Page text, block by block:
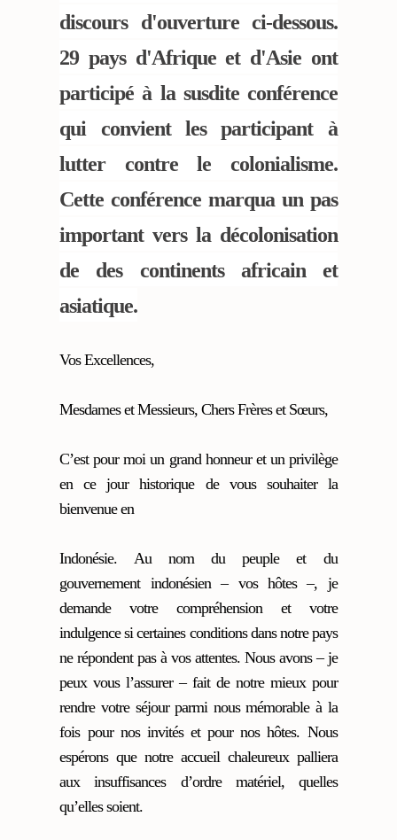
discours d'ouverture ci-dessous.
29 pays d'Afrique et d'Asie ont
participé à la susdite conférence
qui convient les participant à
lutter contre le colonialisme.
Cette conférence marqua un pas
important vers la décolonisation
de des continents africain et
asiatique.
Vos Excellences,
Mesdames et Messieurs, Chers Frères et Sœurs,
C’est pour moi un grand honneur et un privilège
en ce jour historique de vous souhaiter la
bienvenue en
Indonésie. Au nom du peuple et du
gouvernement indonésien – vos hôtes –, je
demande votre compréhension et votre
indulgence si certaines conditions dans notre pays
ne répondent pas à vos attentes. Nous avons – je
peux vous l’assurer – fait de notre mieux pour
rendre votre séjour parmi nous mémorable à la
fois pour nos invités et pour nos hôtes. Nous
espérons que notre accueil chaleureux palliera
aux insuffisances d’ordre matériel, quelles
qu’elles soient.